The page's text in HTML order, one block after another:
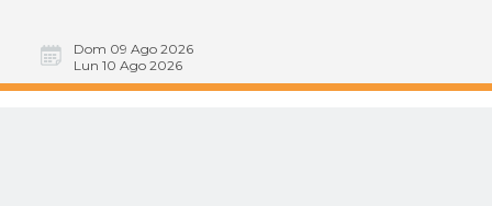
Dom 09 Ago 2026
Lun 10 Ago 2026